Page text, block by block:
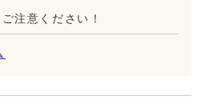
注意ください！